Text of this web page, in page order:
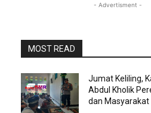
- Advertisment -
MOST READ
Jumat Keliling,
Abdul Kholik
dan Masyarakat